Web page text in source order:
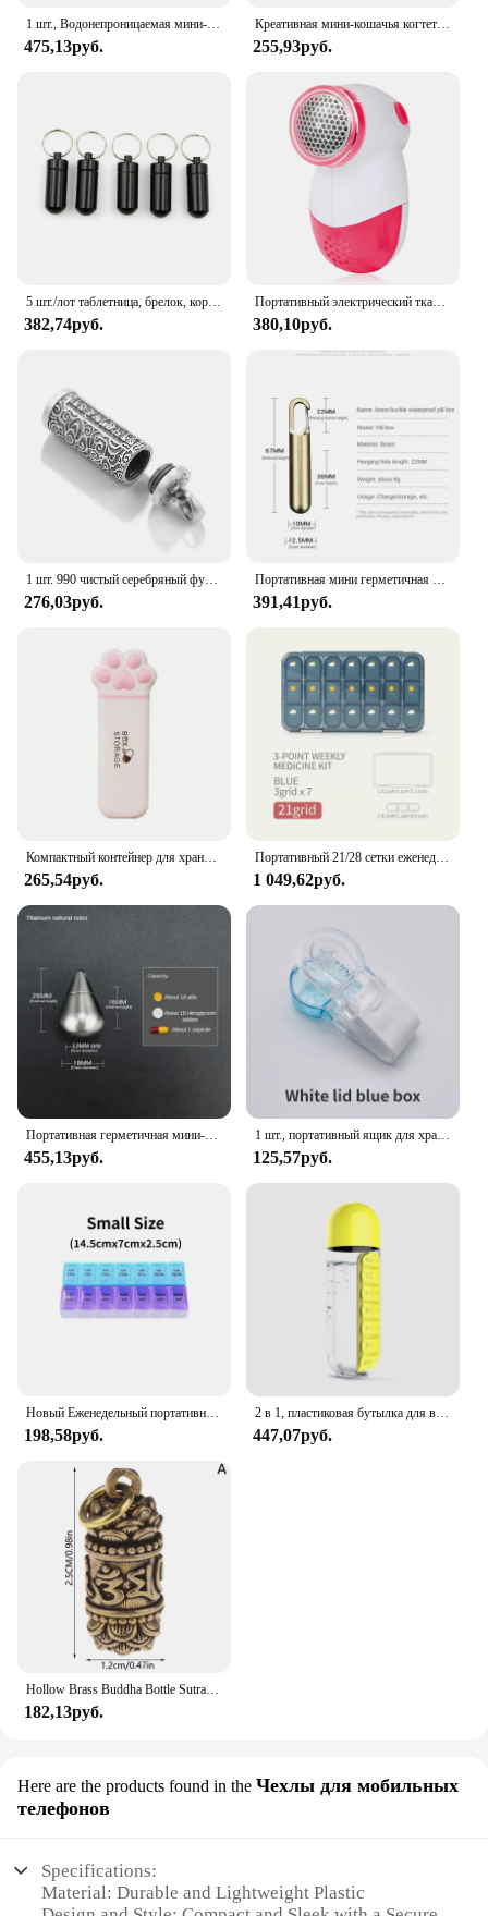
1 шт., Водонепроницаемая мини-капсула из нержавеющей стали
475,13руб.
Креативная мини-кошачья когтеточка, портативная трехсекционная утренняя, полудняя и вечерняя коробка для таблеток, многоцветная дополнительная и милая коробка для таблеток
255,93руб.
5 шт./лот таблетница, брелок, коробка для таблеток, водонепроницаемый алюминиевый контейнер для таблеток, контейнер для бутылок
382,74руб.
Портативный электрический тканевый свитер, таблетки для удаления пуха, бритва, одежда, таблетки для удаления ворса, одежда разных цветов, машина для резки гранул пуха
380,10руб.
276,03руб. 391,41руб.
265,54руб.
Портативный 21/28 сетки еженедельные таблетки коробка медицина диспенсер таблетки организатор коробки хранения 7 дней отсек таблетки случай контейнер
1 049,62руб.
455,13руб.
1 шт., портативный ящик для хранения лекарств, дробилка для таблеток против загрязнения, дробилка для личной гигиены
125,57руб.
198,58руб.
2 в 1, пластиковая бутылка для воды, 600 мл, 7 ячеек
447,07руб.
Hollow Brass Buddha Bottle Sutra Cylinder Pendant Keychain Handmade Vintage Pill Box Container Bottle Keychains Pill Case Bottle
182,13руб.
Here are the products found in the Чехлы для мобильных
телефонов
Specifications:
Material: Durable and Lightweight Plastic